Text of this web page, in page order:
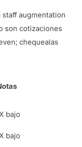
staff augmentation
son cotizaciones
chequealas
bajo
bajo